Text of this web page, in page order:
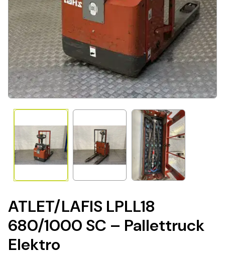
ATLET/LAFIS LPLL18
680/1000 SC – Pallettruck
Elektro